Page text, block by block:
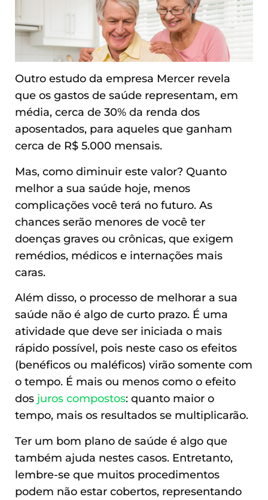
Outro estudo da empresa Mercer revela
que os gastos de saúde representam, em
média, cerca de 30% da renda dos
aposentados, para aqueles que ganham
cerca de R$ 5.000 mensais.
Mas, como diminuir este valor? Quanto
melhor a sua saúde hoje, menos
complicações você terá no futuro. As
chances serão menores de você ter
doenças graves ou crônicas, que exigem
remédios, médicos e internações mais
caras.
Além disso, o processo de melhorar a sua
saúde não é algo de curto prazo. É uma
atividade que deve ser iniciada o mais
rápido possível, pois neste caso os efeitos
(benéficos ou maléficos) virão somente com
o tempo. É mais ou menos como o efeito
dos juros compostos: quanto maior o
tempo, mais os resultados se multiplicarão.
Ter um bom plano de saúde é algo que
também ajuda nestes casos. Entretanto,
lembre-se que muitos procedimentos
podem não estar cobertos, representando